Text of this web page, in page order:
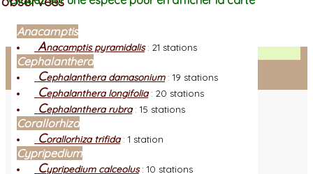
Facebook
Connexion adhérent
Anacamptis
Anacamptis pyramidalis: 21 stations
Cephalanthera
Cephalanthera damasonium: 19 stations
Cephalanthera longifolia: 20 stations
Cephalanthera rubra: 15 stations
Corallorhiza
Corallorhiza trifida: 1 station
Cypripedium
Cypripedium calceolus: 10 stations